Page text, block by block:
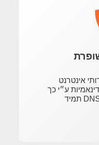
אינטרנט
המאוחסנים על כתובות IP דינאמיות ע״י כך
שהוא מבטיח שרשומות ה-DNS תמיד